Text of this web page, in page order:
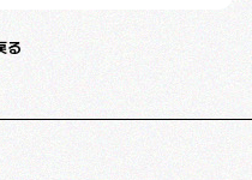
る